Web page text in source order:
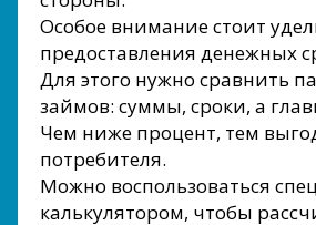
Особое внимание стоит
предоставления денежных
Для этого нужно сравнить
займов: суммы, сроки, а
Чем ниже процент, тем
потребителя.
Можно воспользоваться
калькулятором, чтобы